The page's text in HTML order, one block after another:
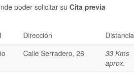
poder solicitar su Cita previa
Dirección
Distancia
Calle Serradero, 26
33 Kms
aprox.